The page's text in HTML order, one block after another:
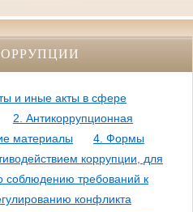
и иные акты в сфере
2. Антикоррупционная
материалы
4. Формы
коррупции, для
соблюдению требований к
конфликта